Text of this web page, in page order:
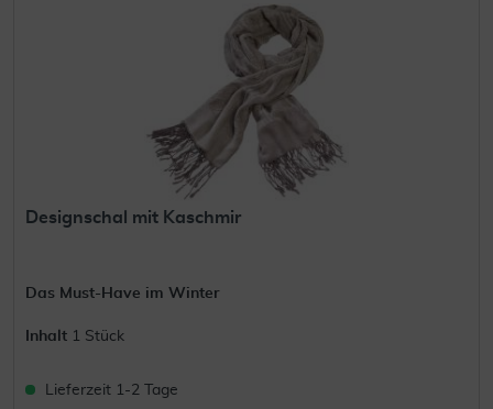
Designschal mit Kaschmir
Das Must-Have im Winter
Inhalt 1 Stück
Lieferzeit 1-2 Tage